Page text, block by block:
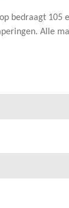
bedraagt 105
Alle